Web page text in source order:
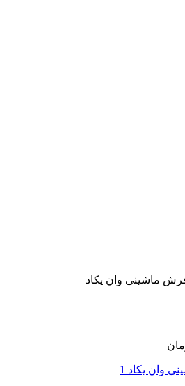
ماشینی وان یکاد